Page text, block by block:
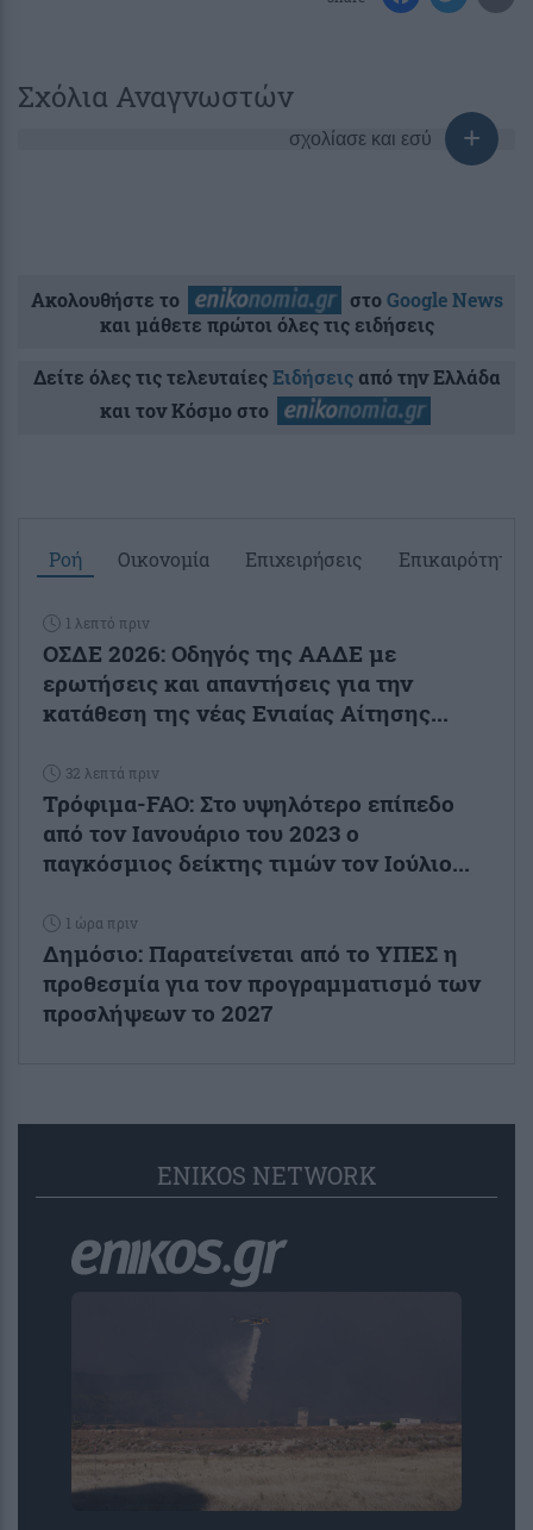
Σχόλια Αναγνωστών
σχολίασε και εσύ
Ακολουθήστε το στοGoogle News
και μάθετε πρώτοι όλες τις ειδήσεις
Δείτε όλες τις τελευταίεςΕιδήσειςαπό την Ελλάδα
και τον Κόσμο στο
Ροή Οικονομία Επιχειρήσεις Επικαιρότητα
1 λεπτό πριν
ΟΣΔΕ 2026: Οδηγός της ΑΑΔΕ με
ερωτήσεις και απαντήσεις για την
κατάθεση της νέας Ενιαίας Αίτησης...
32 λεπτά πριν
Τρόφιμα-FAO: Στο υψηλότερο επίπεδο
από τον Ιανουάριο του 2023 o
παγκόσμιος δείκτης τιμών τον Ιούλιο...
1 ώρα πριν
Δημόσιο: Παρατείνεται από το ΥΠΕΣ η
προθεσμία για τον προγραμματισμό των
προσλήψεων το 2027
ENIKOS NETWORK